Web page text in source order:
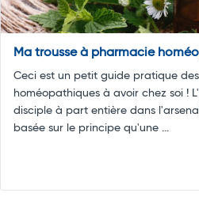
Ma trousse à pharmacie
Ceci est un petit guide pratique
homéopathiques à avoir chez soi !
disciple à part entière dans
basée sur le principe qu'une ...